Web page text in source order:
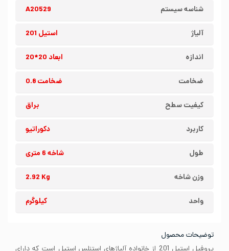
شناسه سیستم A20529
آلیاژ استیل 201
اندازه ابعاد 20*20
ضخامت ضخامت 0.8
کیفیت سطح براق
کاربرد دکوراتیو
طول شاخه 6 متری
وزن شاخه 2.92 Kg
واحد کیلوگرم
توضیحات محصول